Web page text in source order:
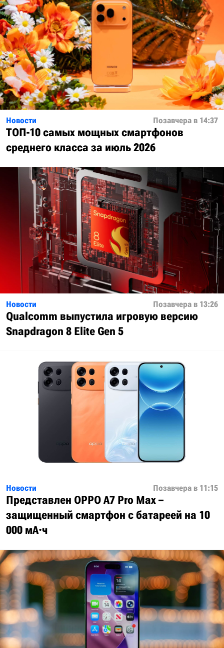
Новости Позавчера в 14:37
ТОП-10 самых мощных смартфонов
среднего класса за июль 2026
Новости Позавчера в 13:26
Qualcomm выпустила игровую версию
Snapdragon 8 Elite Gen 5
Новости Позавчера в 11:15
Представлен OPPO A7 Pro Max –
защищенный смартфон с батареей на 10
000 мА·ч